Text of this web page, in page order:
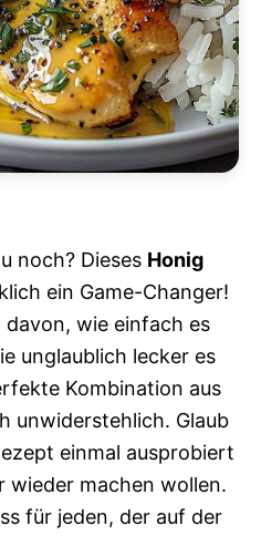
noch? Dieses Honig
ein Game-Changer!
wie einfach es
unglaublich lecker es
Kombination aus
unwiderstehlich. Glaub
einmal ausprobiert
wieder machen wollen.
für jeden, der auf der